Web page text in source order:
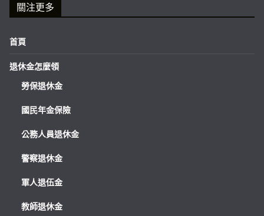
關注更多
首頁
退休金怎麼領
勞保退休金
國民年金保險
公務人員退休金
警察退休金
軍人退伍金
教師退休金